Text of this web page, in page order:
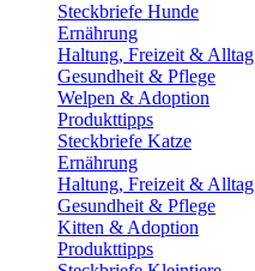
Steckbriefe Hunde
Ernährung
Haltung, Freizeit & Alltag
Gesundheit & Pflege
Welpen & Adoption
Produkttipps
Steckbriefe Katze
Ernährung
Haltung, Freizeit & Alltag
Gesundheit & Pflege
Kitten & Adoption
Produkttipps